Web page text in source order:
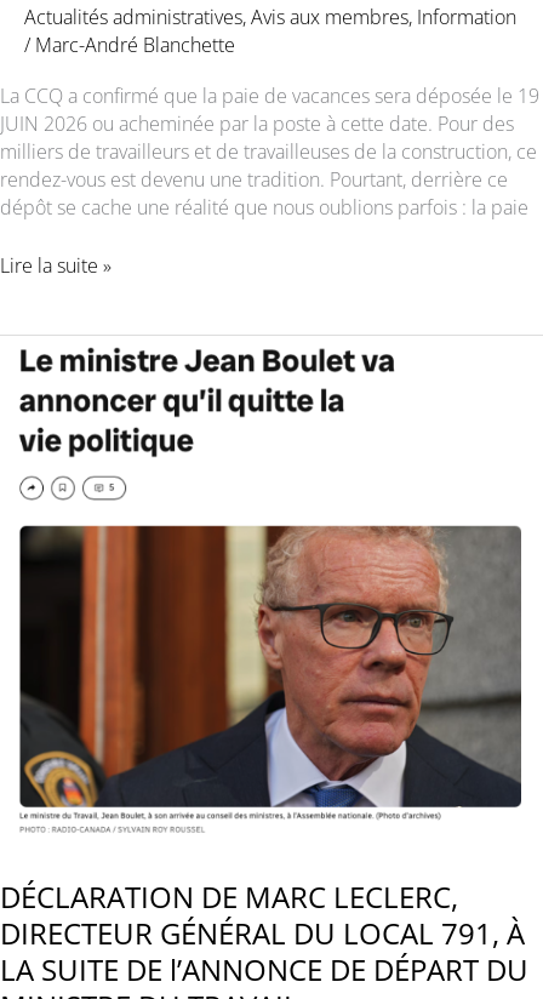
Actualités administratives,Avis aux membres, Information
/Marc-André Blanchette
La CCQ a confirmé que la paie de vacances sera déposée le 19
JUIN 2026 ou acheminée par la poste à cette date. Pour des
milliers de travailleurs et de travailleuses de la construction, ce
rendez-vous est devenu une tradition. Pourtant, derrière ce
dépôt se cache une réalité que nous oublions parfois : la paie
LA
VACANCES
UNE
VICTOIRE
SYNDICALE…
ÊTRE
Lire la suite »
DÉCLARATION DE MARC LECLERC,
DIRECTEUR GÉNÉRAL DU LOCAL 791, À
LA SUITE DE l’ANNONCE DE DÉPART DU